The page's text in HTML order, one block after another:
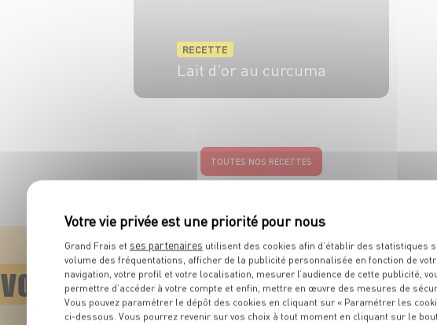
RECETTE
Lait d'or au curcuma
TOUTES NOS RECETTES
VOTRE ÉPICIERVOUS PROPOSE
Grand Frais et ses partenaires utilisent des cookies afin d’établir des statistiques
volume des fréquentations, afficher de la publicité personnalisée en fonction de
navigation, votre profil et votre localisation, mesurer l’audience de cette publicité,
permettre d’accéder à votre compte et enfin, mettre en œuvre des mesures de
Vous pouvez paramétrer le dépôt des cookies en cliquant sur « Paramétrer les
ci-dessous. Vous pourrez revenir sur vos choix à tout moment en cliquant sur le